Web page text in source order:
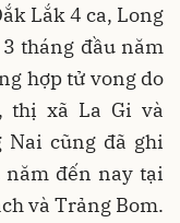
Lắk 4 ca, Long
tháng đầu năm
hợp tử vong do
thị xã La Gi và
Nai cũng đã ghi
năm đến nay tại
và Trảng Bom.